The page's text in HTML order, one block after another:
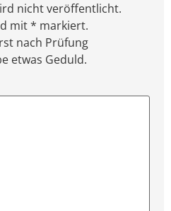
nicht veröffentlicht.
mit * markiert.
nach Prüfung
etwas Geduld.